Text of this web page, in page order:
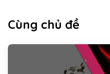
Cùng chủ đề